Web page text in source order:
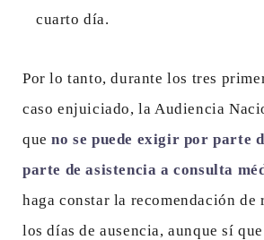
cuarto día.
Por lo tanto, durante los tres
caso enjuiciado, la Audiencia
queno se puede exigir por parte
parte de asistencia a consulta
haga constar la recomendación de
los días de ausencia, aunque sí